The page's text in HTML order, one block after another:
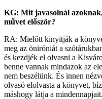
KG: Mit javasolnál
művet először?
RA: Mielőtt kinyitják a
meg az öniróniát a
és kezdjék el olvasni a
benne vannak mindazok az
nem beszélünk. És innen
olvasó elolvasta a könyvet,
máshogy látja a mindennapjait.